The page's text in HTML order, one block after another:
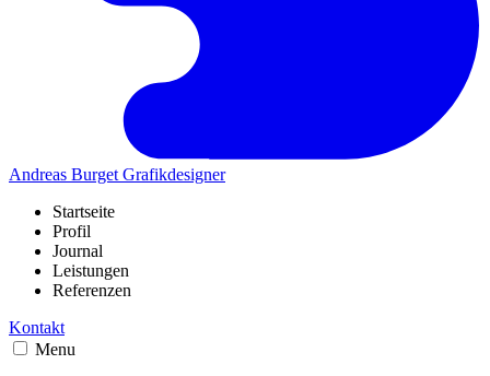
Andreas Burget Grafikdesigner
Startseite
Profil
Journal
Leistungen
Referenzen
Kontakt
Menu